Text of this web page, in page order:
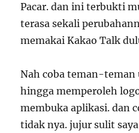
Pacar. dan ini terbukti
terasa sekali
memakai Kakao Talk
Nah coba teman-teman
hingga memperoleh
membuka aplikasi. dan
tidak nya. jujur sulit